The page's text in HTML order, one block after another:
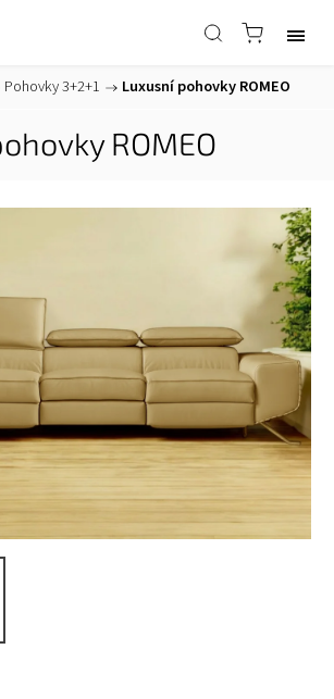
Pohovky 3+2+1 / Luxusní pohovky ROMEO
ROMEO